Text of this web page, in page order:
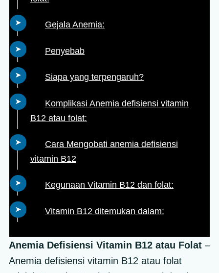
Gejala Anemia:
Penyebab
Siapa yang terpengaruh?
Komplikasi Anemia defisiensi vitamin
B12 atau folat:
Cara Mengobati anemia defisiensi
vitamin B12
Kegunaan Vitamin B12 dan folat:
Vitamin B12 ditemukan dalam:
Anemia Defisiensi Vitamin B12 atau Folat–
Anemia defisiensi vitamin B12 atau folat